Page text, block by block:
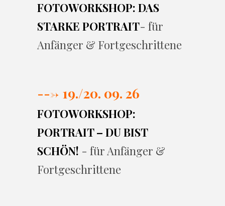
FOTOWORKSHOP: DAS
STARKE PORTRAIT- für
Anfänger & Fortgeschrittene
---> 19./20. 09. 26
FOTOWORKSHOP:
PORTRAIT – DU BIST
SCHÖN! - für Anfänger &
Fortgeschrittene